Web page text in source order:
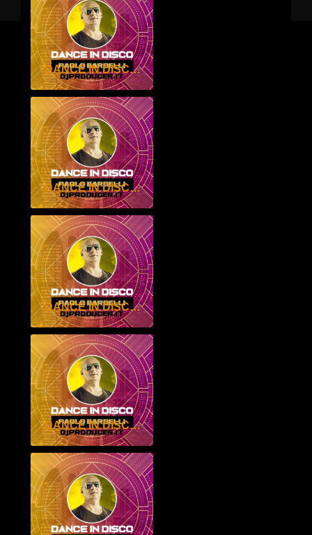
DANCE IN DISCO APRILE 2026 – PAOLO BARDELLI
DANCE IN DISCO FEBBRAIO 2026 – PAOLO BARDELLI
DANCE IN DISCO GENNAIO 2026 – PAOLO BARDELLI
DANCE IN DISCO DICEMBRE 2025 – PAOLO BARDELLI